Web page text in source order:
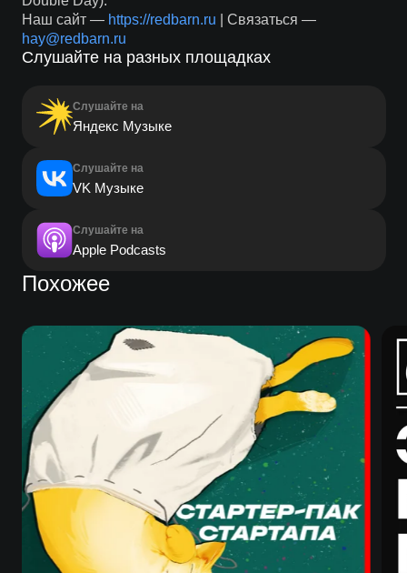
Наш сайт — https://redbarn.ru | Связаться —
hay@redbarn.ru
Слушайте на разных площадках
Слушайте на
Яндекс Музыке
Слушайте на
VK Музыке
Слушайте на
Apple Podcasts
Похожее